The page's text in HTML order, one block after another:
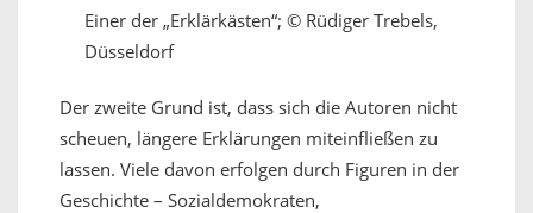
Einer der „Erklärkästen“; © Rüdiger Trebels,
Düsseldorf
Der zweite Grund ist, dass sich die Autoren nicht
scheuen, längere Erklärungen miteinfließen zu
lassen. Viele davon erfolgen durch Figuren in der
Geschichte – Sozialdemokraten,